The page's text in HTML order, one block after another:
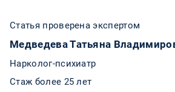
Статья проверена экспертом
Медведева Татьяна
Нарколог-психиатр
Стаж более 25 лет